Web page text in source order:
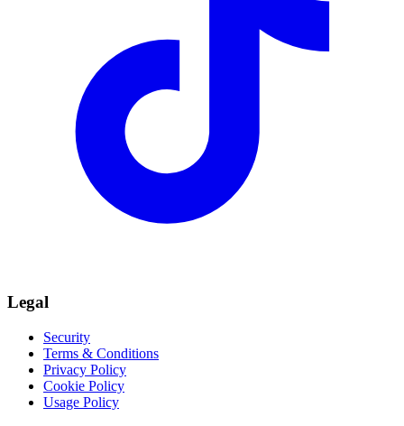
Legal
Security
Terms & Conditions
Privacy Policy
Cookie Policy
Usage Policy